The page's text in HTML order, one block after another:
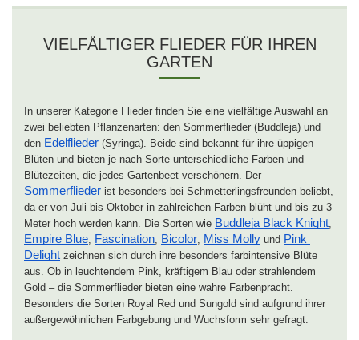
VIELFÄLTIGER FLIEDER FÜR IHREN
GARTEN
In unserer Kategorie Flieder finden Sie eine vielfältige Auswahl an
zwei beliebten Pflanzenarten: den Sommerflieder (Buddleja) und
den Edelflieder (Syringa). Beide sind bekannt für ihre üppigen
Blüten und bieten je nach Sorte unterschiedliche Farben und
Blütezeiten, die jedes Gartenbeet verschönern. Der
Sommerflieder ist besonders bei Schmetterlingsfreunden beliebt,
da er von Juli bis Oktober in zahlreichen Farben blüht und bis zu 3
Meter hoch werden kann. Die Sorten wie Buddleja Black Knight,
Empire Blue, Fascination, Bicolor, Miss Molly und Pink
Delight zeichnen sich durch ihre besonders farbintensive Blüte
aus. Ob in leuchtendem Pink, kräftigem Blau oder strahlendem
Gold – die Sommerflieder bieten eine wahre Farbenpracht.
Besonders die Sorten Royal Red und Sungold sind aufgrund ihrer
außergewöhnlichen Farbgebung und Wuchsform sehr gefragt.